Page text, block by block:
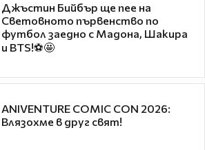
Джъстин Бийбър ще пее на
Световното първенство по
футбол заедно с Мадона, Шакира
и BTS!⚽🤩
ANIVENTURE COMIC CON 2026:
Влязохме в друг свят!